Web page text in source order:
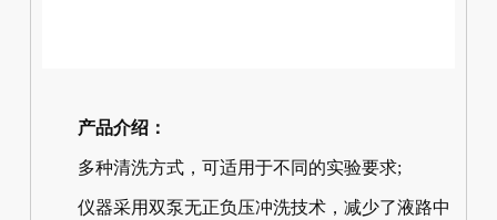
产品介绍：
多种清洗方式，可适用于不同的实验要求;
仪器采用双泵无正负压冲洗技术，减少了液路中